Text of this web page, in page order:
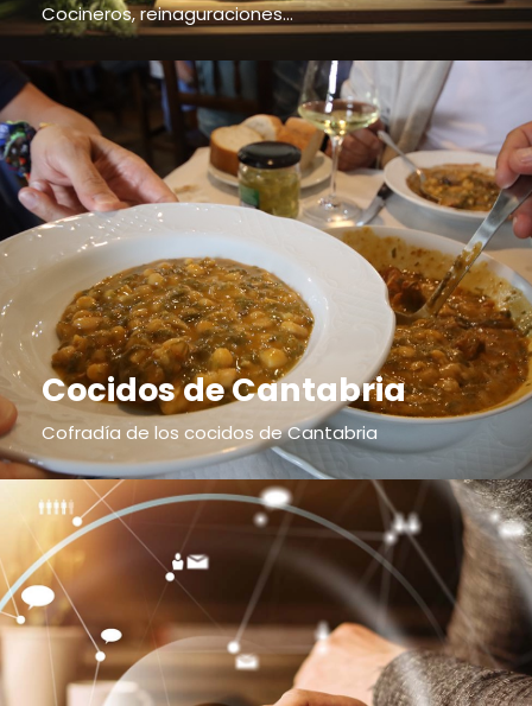
Cocineros, reinaguraciones...
Cocidos de Cantabria
Cofradía de los cocidos de Cantabria